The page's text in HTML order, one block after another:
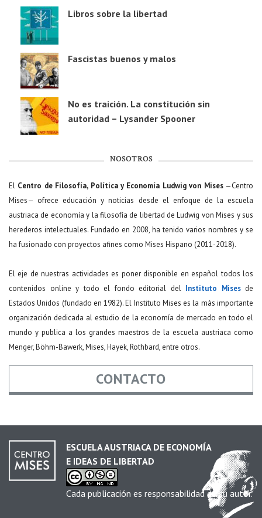
Libros sobre la libertad
Fascistas buenos y malos
No es traición. La constitución sin
autoridad – Lysander Spooner
NOSOTROS
El Centro de Filosofía, Política y Economía Ludwig von Mises—Centro
Mises— ofrece educación y noticias desde el enfoque de la escuela
austriaca de economía y la filosofía de libertad de Ludwig von Mises y sus
herederos intelectuales. Fundado en 2008, ha tenido varios nombres y se
ha fusionado con proyectos afines como Mises Hispano (2011-2018).
El eje de nuestras actividades es poner disponible en español todos los
contenidos online y todo el fondo editorial del Instituto Misesde
Estados Unidos (fundado en 1982). El Instituto Mises es la más importante
organización dedicada al estudio de la economía de mercado en todo el
mundo y publica a los grandes maestros de la escuela austriaca como
Menger, Böhm-Bawerk, Mises, Hayek, Rothbard, entre otros.
CONTACTO
Email *
ESCUELA AUSTRIACA DE ECONOMÍA
E IDEAS DE LIBERTAD
Cada publicación es responsabilidad de su autor.